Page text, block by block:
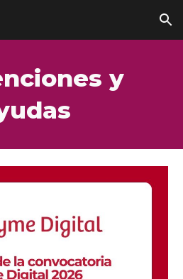
Skip to navigation
y